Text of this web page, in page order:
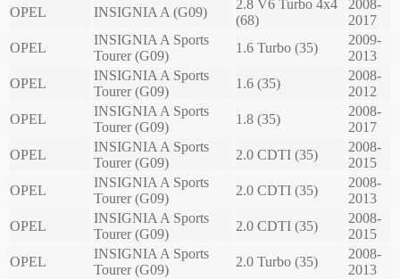
OPEL
INSIGNIA A (G09)
2.8 V6 Turbo 4x4
(68)
2008-
2017
OPEL
INSIGNIA A Sports
Tourer (G09)
1.6 Turbo (35)
2009-
2013
OPEL
INSIGNIA A Sports
Tourer (G09)
1.6 (35)
2008-
2012
OPEL
INSIGNIA A Sports
Tourer (G09)
1.8 (35)
2008-
2017
OPEL
INSIGNIA A Sports
Tourer (G09)
2.0 CDTI (35)
2008-
2015
OPEL
INSIGNIA A Sports
Tourer (G09)
2.0 CDTI (35)
2008-
2013
OPEL
INSIGNIA A Sports
Tourer (G09)
2.0 CDTI (35)
2008-
2015
OPEL
INSIGNIA A Sports
Tourer (G09)
2.0 Turbo (35)
2008-
2013